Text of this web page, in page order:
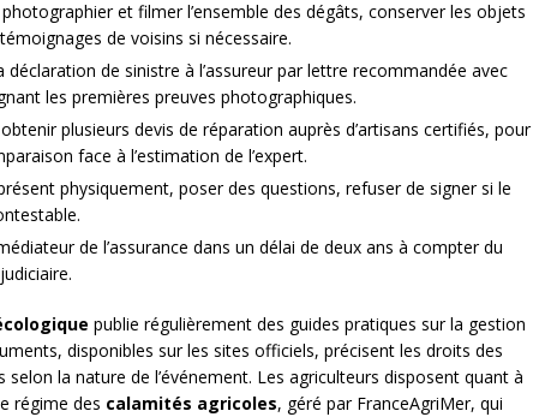
photographier et filmer l’ensemble des dégâts, conserver les objets
de voisins si nécessaire.
déclaration de sinistre à l’assureur par lettre recommandée avec
les premières preuves photographiques.
plusieurs devis de réparation auprès d’artisans certifiés, pour
face à l’estimation de l’expert.
physiquement, poser des questions, refuser de signer si le
de l’assurance dans un délai de deux ans à compter du
publie régulièrement des guides pratiques sur la gestion
disponibles sur les sites officiels, précisent les droits des
la nature de l’événement. Les agriculteurs disposent quant à
régime des calamités agricoles, géré par FranceAgriMer, qui